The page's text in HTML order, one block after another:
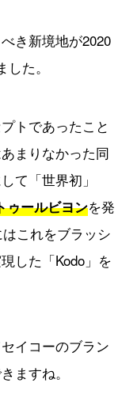
き新境地が2020
た。
トであったこと
まりなかった同
て「世界初」
ゥールビヨンを発
これをブラッシ
した「Kodo」を
イコーのブラン
ますね。